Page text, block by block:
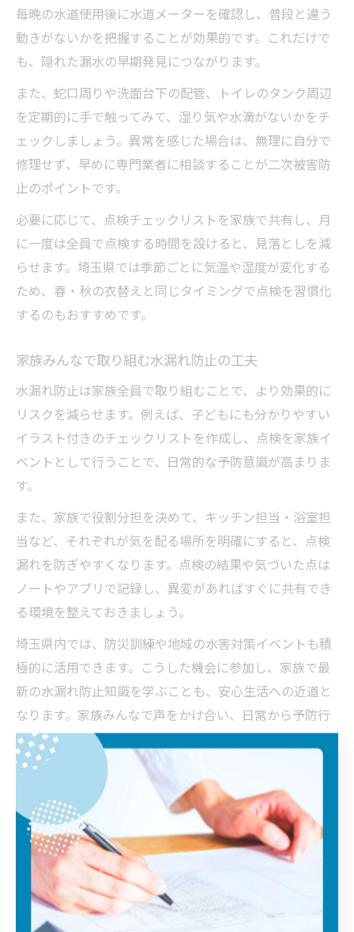
毎晩の水道使用後に水道メーターを確認し、普段と違う
動きがないかを把握することが効果的です。これだけで
も、隠れた漏水の早期発見につながります。
また、蛇口周りや洗面台下の配管、トイレのタンク周辺
を定期的に手で触ってみて、湿り気や水滴がないかをチ
ェックしましょう。異常を感じた場合は、無理に自分で
修理せず、早めに専門業者に相談することが二次被害防
止のポイントです。
必要に応じて、点検チェックリストを家族で共有し、月
に一度は全員で点検する時間を設けると、見落としを減
らせます。埼玉県では季節ごとに気温や湿度が変化する
ため、春・秋の衣替えと同じタイミングで点検を習慣化
するのもおすすめです。
家族みんなで取り組む水漏れ防止の工夫
水漏れ防止は家族全員で取り組むことで、より効果的に
リスクを減らせます。例えば、子どもにも分かりやすい
イラスト付きのチェックリストを作成し、点検を家族イ
ベントとして行うことで、日常的な予防意識が高まりま
す。
また、家族で役割分担を決めて、キッチン担当・浴室担
当など、それぞれが気を配る場所を明確にすると、点検
漏れを防ぎやすくなります。点検の結果や気づいた点は
ノートやアプリで記録し、異変があればすぐに共有でき
る環境を整えておきましょう。
埼玉県内では、防災訓練や地域の水害対策イベントも積
極的に活用できます。こうした機会に参加し、家族で最
新の水漏れ防止知識を学ぶことも、安心生活への近道と
なります。家族みんなで声をかけ合い、日常から予防行
動を続けることが大切です。
気になる埼玉の水害リスク解説
埼玉県に多い水害と水漏れの関係性を解説
埼玉県は荒川や利根川など大規模な河川が流れており、